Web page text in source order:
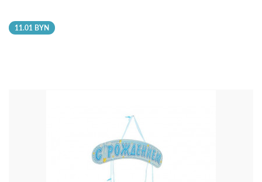
11.01 BYN